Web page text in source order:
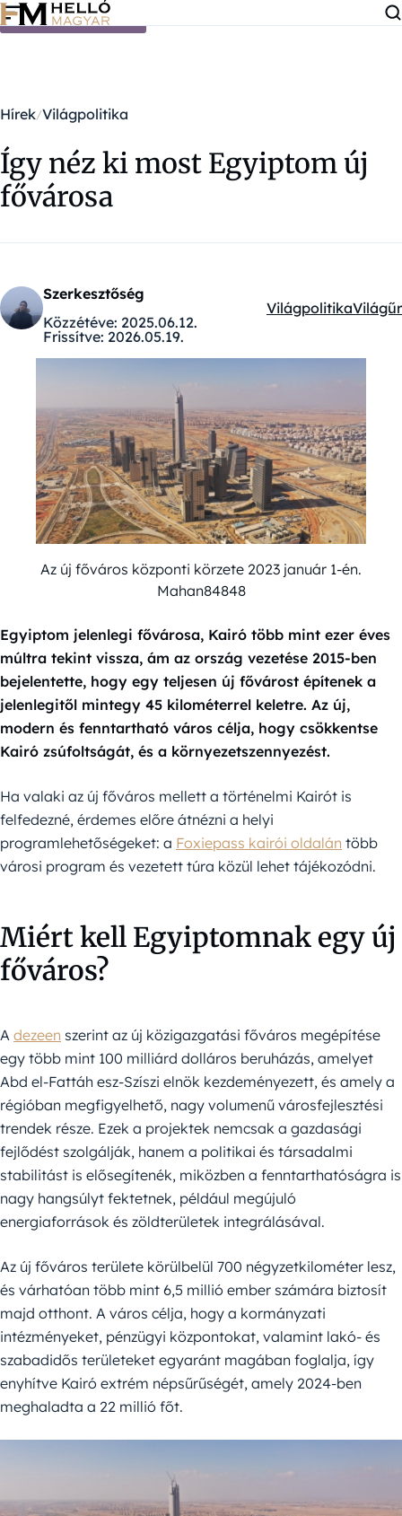
Ugrás a tartalomra
Hírek Világpolitika
Így néz ki most Egyiptom új
fővárosa
Szerkesztőség
Közzétéve: 2025.06.12.
Frissítve: 2026.05.19.
Kategóriák:
VilágpolitikaVilágűr
Az új főváros központi körzete 2023 január 1-én.
Mahan84848
Egyiptom jelenlegi fővárosa, Kairó több mint ezer éves
múltra tekint vissza, ám az ország vezetése 2015-ben
bejelentette, hogy egy teljesen új fővárost építenek a
jelenlegitől mintegy 45 kilométerrel keletre. Az új,
modern és fenntartható város célja, hogy csökkentse
Kairó zsúfoltságát, és a környezetszennyezést.
Ha valaki az új főváros mellett a történelmi Kairót is
felfedezné, érdemes előre átnézni a helyi
programlehetőségeket: a Foxiepass kairói oldalán több
városi program és vezetett túra közül lehet tájékozódni.
Miért kell Egyiptomnak egy új
főváros?
A dezeen szerint az új közigazgatási főváros megépítése
egy több mint 100 milliárd dolláros beruházás, amelyet
Abd el-Fattáh esz-Szíszi elnök kezdeményezett, és amely a
régióban megfigyelhető, nagy volumenű városfejlesztési
trendek része. Ezek a projektek nemcsak a gazdasági
fejlődést szolgálják, hanem a politikai és társadalmi
stabilitást is elősegítenék, miközben a fenntarthatóságra is
nagy hangsúlyt fektetnek, például megújuló
energiaforrások és zöldterületek integrálásával.
Az új főváros területe körülbelül 700 négyzetkilométer lesz,
és várhatóan több mint 6,5 millió ember számára biztosít
majd otthont. A város célja, hogy a kormányzati
intézményeket, pénzügyi központokat, valamint lakó- és
szabadidős területeket egyaránt magában foglalja, így
enyhítve Kairó extrém népsűrűségét, amely 2024-ben
meghaladta a 22 millió főt.